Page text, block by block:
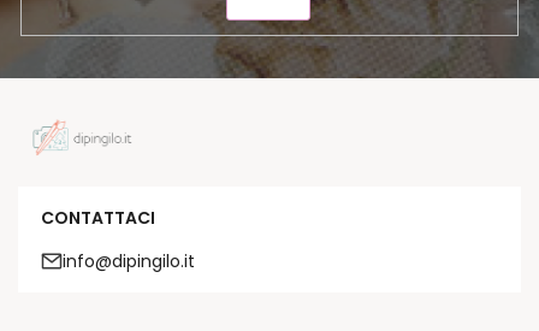
CONTATTACI
info@dipingilo.it